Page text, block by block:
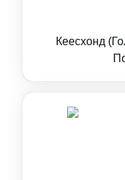
Кеесхонд